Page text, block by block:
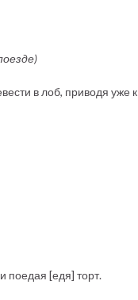
в лоб, приводя уже к
поедая [едя] торт.